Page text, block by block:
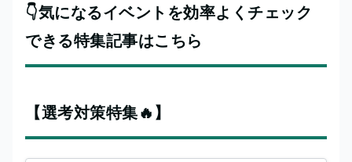
👇気になるイベントを効率よくチェック
できる特集記事はこちら
【選考対策特集🔥】